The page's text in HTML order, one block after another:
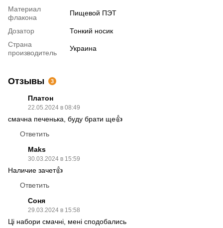
Материал
флакона
Пищевой ПЭТ
Дозатор
Тонкий носик
Страна
производитель
Украина
Отзывы 3
Платон
22.05.2024 в 08:49
смачна печенька, буду брати ще👍
Ответить
Maks
30.03.2024 в 15:59
Наличие зачет👍
Ответить
Соня
29.03.2024 в 15:58
Ці набори смачні, мені сподобались